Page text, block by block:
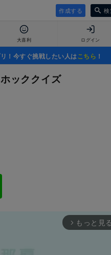
作成する 検
大喜利 ログイン
！今すぐ挑戦したい人はこちら ！
ッククイズ
arrow_forward_ios もっと見る